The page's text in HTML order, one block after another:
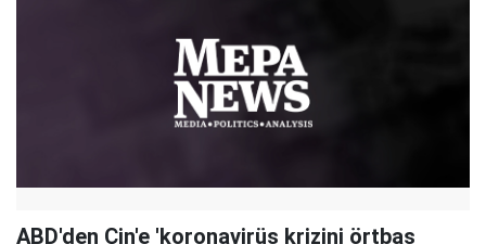
ABD'den Çin'e 'koronavirüs krizini örtbas